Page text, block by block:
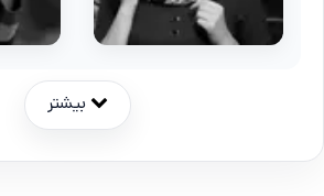
بیشتر